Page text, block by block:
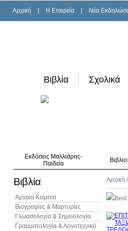
Αρχική H Εταιρεία Νέα
Βιβλία Σχολικά
Εκδόσεις Μαλλιάρης-
Παιδεία
Βιβλία
Αρχαία Κείμενα
Βιογραφίες & Μαρτυρίες
Γλωσσολογία & Σημειολογία
Γραμματολογία & Λογοτεχνικό
Αρχική /
Best